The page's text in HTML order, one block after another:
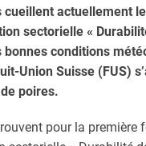
actuellement
sectorielle «
conditions
Union Suisse (FUS)
poires.
pour la première